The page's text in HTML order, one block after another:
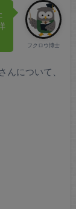
フクロウ博士
んについて、